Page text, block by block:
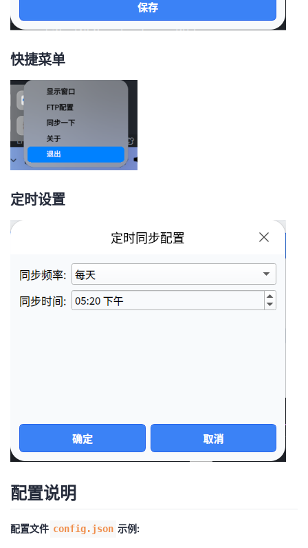
快捷菜单
定时设置
配置说明
配置文件 config.json 示例: